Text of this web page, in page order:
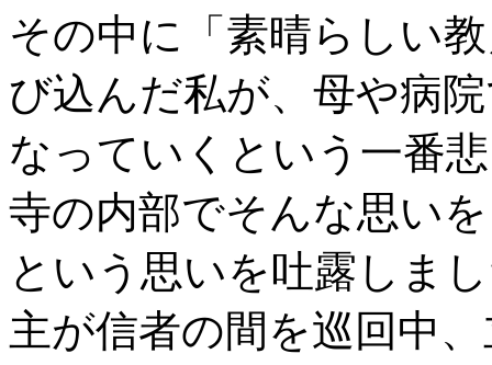
その中に「素晴らしい
び込んだ私が、母や病
なっていくという一番
寺の内部でそんな思い
という思いを吐露しま
主が信者の間を巡回中